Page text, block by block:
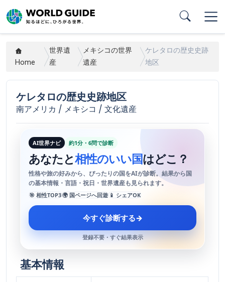
to
main
content
Home
世界遺
産
メキシコの世界
遺産
ケレタロの歴史史跡
地区
ケレタロの歴史史跡地区
南アメリカ / メキシコ / 文化遺産
AI世界ナビ 約1分・6問で診断
あなたと相性のいい国はどこ？
性格や旅の好みから、ぴったりの国をAIが診断。結果から国
の基本情報・言語・祝日・世界遺産も見られます。
🎯 相性TOP3🌍 国ページへ回遊 📱 シェアOK
今すぐ診断する→
登録不要・すぐ結果表示
基本情報